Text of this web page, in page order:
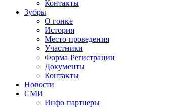
Контакты
Зубры
О гонке
История
Место проведения
Участники
Форма Регистрации
Документы
Контакты
Новости
СМИ
Инфо партнеры